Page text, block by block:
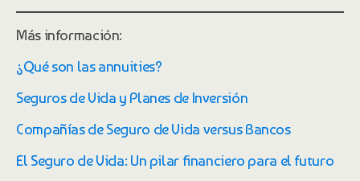
Más información:
¿Qué son las annuities?
Seguros de Vida y Planes de Inversión
Compañías de Seguro de Vida versus Bancos
El Seguro de Vida: Un pilar financiero para el futuro